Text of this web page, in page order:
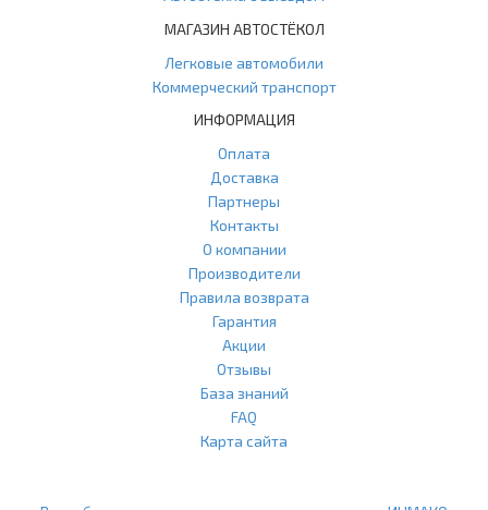
МАГАЗИН АВТОСТЁКОЛ
Легковые автомобили
Коммерческий транспорт
ИНФОРМАЦИЯ
Оплата
Доставка
Партнеры
Контакты
О компании
Производители
Правила возврата
Гарантия
Акции
Отзывы
База знаний
FAQ
Карта сайта